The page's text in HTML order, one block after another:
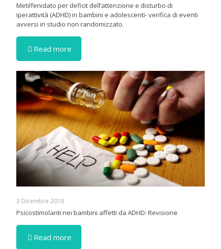
Metilfenidato per deficit dell’attenzione e disturbo di
iperattività (ADHD) in bambini e adolescenti- verifica di eventi
avversi in studio non randomizzato.
Read more
3 Dicembre 2018
Psicostimolanti nei bambini affetti da ADHD: Revisione
Read more